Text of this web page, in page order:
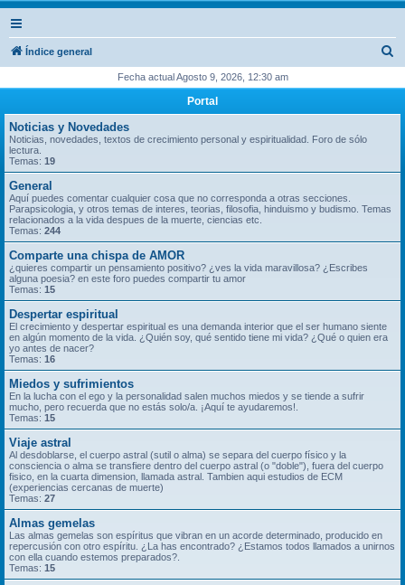
Índice general
c
Fecha actual Agosto 9, 2026, 12:30 am
Portal
Noticias y Novedades
Noticias, novedades, textos de crecimiento personal y espiritualidad. Foro de sólo
lectura.
Temas: 19
General
Aquí puedes comentar cualquier cosa que no corresponda a otras secciones.
Parapsicologia, y otros temas de interes, teorias, filosofia, hinduismo y budismo. Temas
relacionados a la vida despues de la muerte, ciencias etc.
Temas: 244
Comparte una chispa de AMOR
¿quieres compartir un pensamiento positivo? ¿ves la vida maravillosa? ¿Escribes
alguna poesia? en este foro puedes compartir tu amor
Temas: 15
Despertar espiritual
El crecimiento y despertar espiritual es una demanda interior que el ser humano siente
en algún momento de la vida. ¿Quién soy, qué sentido tiene mi vida? ¿Qué o quien era
yo antes de nacer?
Temas: 16
Miedos y sufrimientos
En la lucha con el ego y la personalidad salen muchos miedos y se tiende a sufrir
mucho, pero recuerda que no estás solo/a. ¡Aquí te ayudaremos!.
Temas: 15
Viaje astral
Al desdoblarse, el cuerpo astral (sutil o alma) se separa del cuerpo físico y la
consciencia o alma se transfiere dentro del cuerpo astral (o "doble"), fuera del cuerpo
fisico, en la cuarta dimension, llamada astral. Tambien aqui estudios de ECM
(experiencias cercanas de muerte)
Temas: 27
Almas gemelas
Las almas gemelas son espíritus que vibran en un acorde determinado, producido en
repercusión con otro espíritu. ¿La has encontrado? ¿Estamos todos llamados a unirnos
con ella cuando estemos preparados?.
Temas: 15